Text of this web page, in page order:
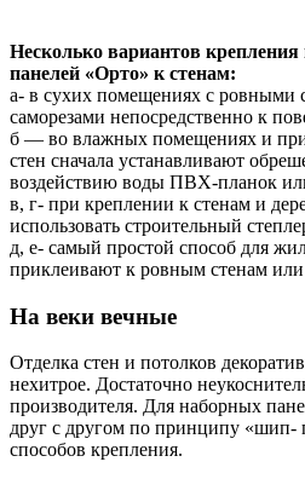
Несколько вариантов
панелей «Орто» к стенам:
а- в сухих помещениях с ровными
саморезами непосредственно к
б — во влажных помещениях и при
стен сначала устанавливают
воздействию воды ПВХ-планок
в, г- при креплении к стенам и
использовать строительный
д, е- самый простой способ для
приклеивают к ровным стенам
На веки вечные
Отделка стен и потолков
нехитрое. Достаточно
производителя. Для наборных
друг с другом по принципу «шип-
способов крепления.